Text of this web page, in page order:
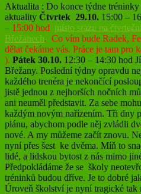
Aktualita : Do konce týdne
aktuality Čtvrtek 29.10. 15:00 –
– 15:00 hod místo srazu na
Břežanech. Co vím bude Radek,
dělat čekáme vás. Práce je tam pro
). Pátek 30.10. 12:30 – 14:30 hod
Břežany. Poslední týdny opravdu
každého trenéra je nekončící
jistě jednou z nejhorších nočních
ani neuměl představit. Za sebe
každým novým nařízením. Tři dny
plánu, abychom podle něj zvládli
nové. A my můžeme začít znovu.
nyní přes šest ke dvěma. Míň to
lidé, a lidskou bytost z nás mimo
Předpokládáme že se školy
tréninků budou dříve. Je to dobré
Úroveň školství je nyní tragické tak